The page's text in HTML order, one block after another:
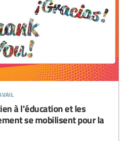
à l'éducation et les
se mobilisent pour la